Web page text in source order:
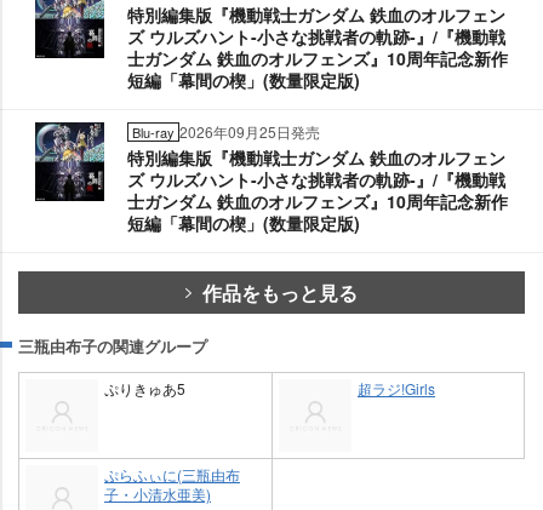
特別編集版『機動戦士ガンダム 鉄血のオルフェン
ズ ウルズハント-小さな挑戦者の軌跡-』/『機動戦
士ガンダム 鉄血のオルフェンズ』10周年記念新作
短編「幕間の楔」(数量限定版)
Blu-ray 2026年09月25日発売
特別編集版『機動戦士ガンダム 鉄血のオルフェン
ズ ウルズハント-小さな挑戦者の軌跡-』/『機動戦
士ガンダム 鉄血のオルフェンズ』10周年記念新作
短編「幕間の楔」(数量限定版)
作品をもっと見る
三瓶由布子の関連グループ
ぷりきゅあ5 超ラジ!Girls
ぷらふぃに(三瓶由布
子・小清水亜美)